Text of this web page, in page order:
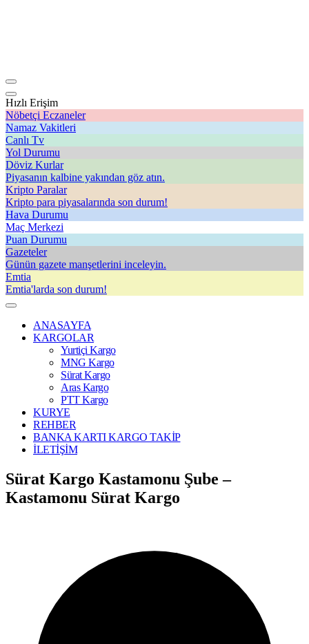
Hızlı Erişim
Nöbetçi Eczaneler
Namaz Vakitleri
Canlı Tv
Yol Durumu
Döviz Kurlar
Piyasanın kalbine yakından göz atın.
Kripto Paralar
Kripto para piyasalarında son durum!
Hava Durumu
Maç Merkezi
Puan Durumu
Gazeteler
Günün gazete manşetlerini inceleyin.
Emtia
Emtia'larda son durum!
ANASAYFA
KARGOLAR
Yurtiçi Kargo
MNG Kargo
Sürat Kargo
Aras Kargo
PTT Kargo
KURYE
REHBER
BANKA KARTI KARGO TAKİP
İLETİŞİM
Sürat Kargo Kastamonu Şube –
Kastamonu Sürat Kargo